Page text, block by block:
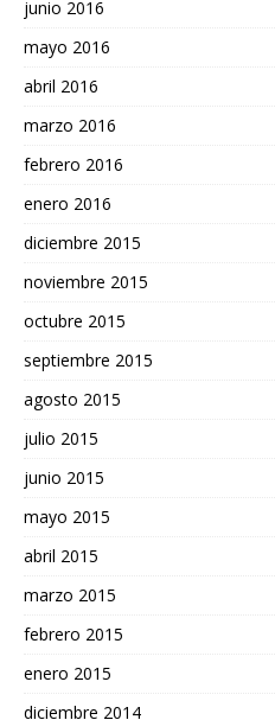
junio 2016
mayo 2016
abril 2016
marzo 2016
febrero 2016
enero 2016
diciembre 2015
noviembre 2015
octubre 2015
septiembre 2015
agosto 2015
julio 2015
junio 2015
mayo 2015
abril 2015
marzo 2015
febrero 2015
enero 2015
diciembre 2014